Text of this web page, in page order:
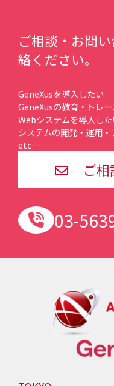
ご相談・お問
絡ください。
GeneXusを導入したい
GeneXusの教育・トレ
Webシステムを導入した
システムの開発・運用
etc…
ご
03-